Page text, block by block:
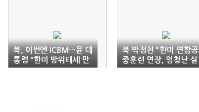
북, 이번엔 ICBM…윤 대
통령 "한미 방위태세 만
전"(종합)
북 박정천 "한미 연합공
중훈련 연장, 엄청난 실
수"